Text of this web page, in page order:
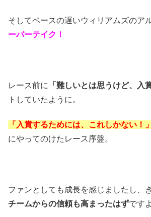
そしてペースの遅いウィリアムズのア
ーバーテイク！
レース前に 「難しいとは思うけど、入
トしていたように。
「入賞するためには、これしかない！
にやってのけたレース序盤。
ファンとしても成長を感じましたし、
チームからの信頼も高まったはずです